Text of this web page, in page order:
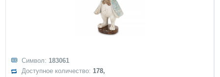
Символ: 183061
Доступное количество:178,